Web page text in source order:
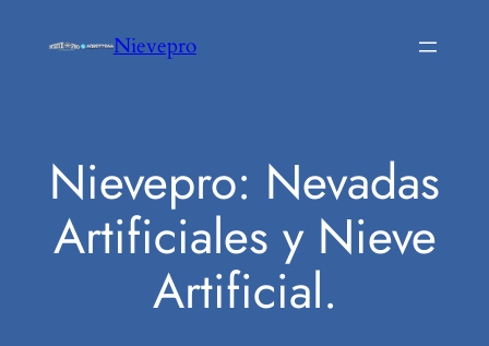
Nievepro
Nievepro: Nevadas
Artificiales y Nieve
Artificial.